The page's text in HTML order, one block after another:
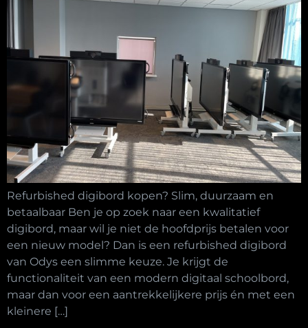
Refurbished digibord kopen? Slim, duurzaam en
betaalbaar Ben je op zoek naar een kwalitatief
digibord, maar wil je niet de hoofdprijs betalen voor
een nieuw model? Dan is een refurbished digibord
van Odys een slimme keuze. Je krijgt de
functionaliteit van een modern digitaal schoolbord,
maar dan voor een aantrekkelijkere prijs én met een
kleinere […]